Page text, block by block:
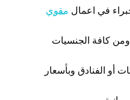
في اعمال مقوي
كافة الجنسيات
أو الفنادق وبأسعار